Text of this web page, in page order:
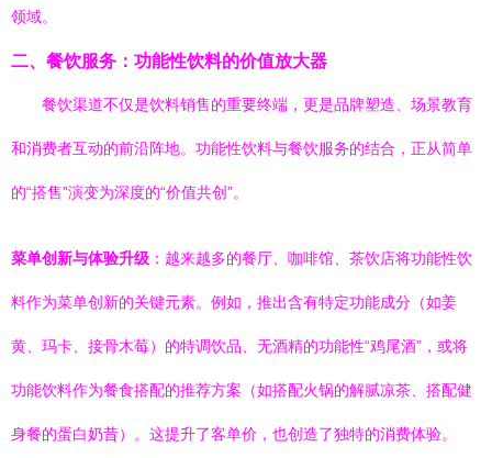
领域。
二、餐饮服务：功能性饮料的价值放大器
餐饮渠道不仅是饮料销售的重要终端，更是品牌塑造、场景教育
和消费者互动的前沿阵地。功能性饮料与餐饮服务的结合，正从简单
的“搭售”演变为深度的“价值共创”。
菜单创新与体验升级 ：越来越多的餐厅、咖啡馆、茶饮店将功能性饮
料作为菜单创新的关键元素。例如，推出含有特定功能成分（如姜
黄、玛卡、接骨木莓）的特调饮品、无酒精的功能性“鸡尾酒”，或将
功能饮料作为餐食搭配的推荐方案（如搭配火锅的解腻凉茶、搭配健
身餐的蛋白奶昔）。这提升了客单价，也创造了独特的消费体验。